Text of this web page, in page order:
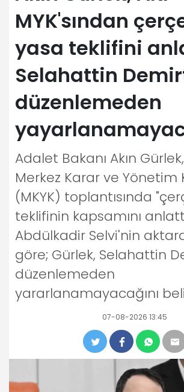
MYK'sından
yasa teklifini
Selahattin
düzenlemeden
Adalet Bakanı Akın
Merkez Karar ve Yönetim
(MKYK) toplantısında
teklifinin kapsamını
Abdülkadir Selvi'nin
göre; Gürlek, Selahattin
düzenlemeden
yararlanamayacağını
07-08-2026 13:45